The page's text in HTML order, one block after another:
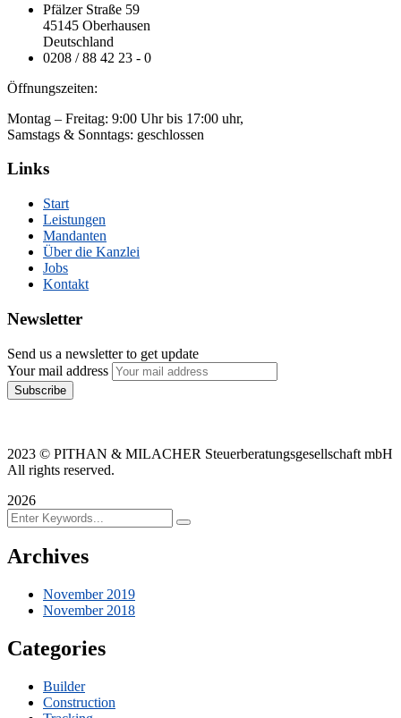
Pfälzer Straße 59
45145 Oberhausen
Deutschland
0208 / 88 42 23 - 0
Öffnungszeiten:
Montag – Freitag: 9:00 Uhr bis 17:00 uhr,
Samstags & Sonntags: geschlossen
Links
Start
Leistungen
Mandanten
Über die Kanzlei
Jobs
Kontakt
Newsletter
Send us a newsletter to get update
Your mail address
2023 © PITHAN & MILACHER Steuerberatungsgesellschaft mbH
All rights reserved.
2026
Archives
November 2019
November 2018
Categories
Builder
Construction